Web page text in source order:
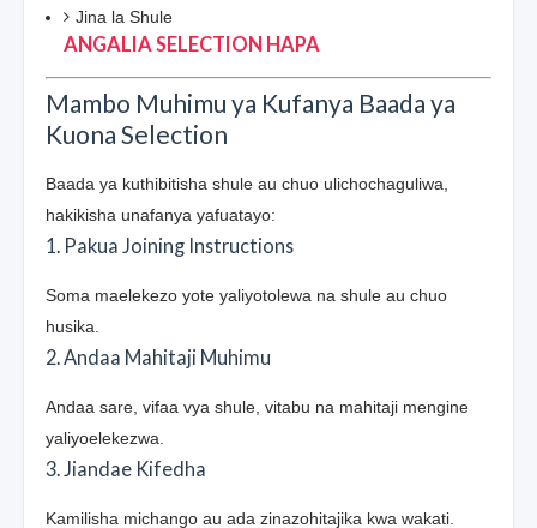
Jina la Shule
ANGALIA SELECTION HAPA
Mambo Muhimu ya Kufanya Baada ya
Kuona Selection
Baada ya kuthibitisha shule au chuo ulichochaguliwa,
hakikisha unafanya yafuatayo:
1. Pakua Joining Instructions
Soma maelekezo yote yaliyotolewa na shule au chuo
husika.
2. Andaa Mahitaji Muhimu
Andaa sare, vifaa vya shule, vitabu na mahitaji mengine
yaliyoelekezwa.
3. Jiandae Kifedha
Kamilisha michango au ada zinazohitajika kwa wakati.